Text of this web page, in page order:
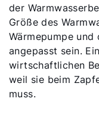
der
Größe des
Wärmepumpe
angepasst sein.
wirtschaftlichen
weil sie beim
muss.